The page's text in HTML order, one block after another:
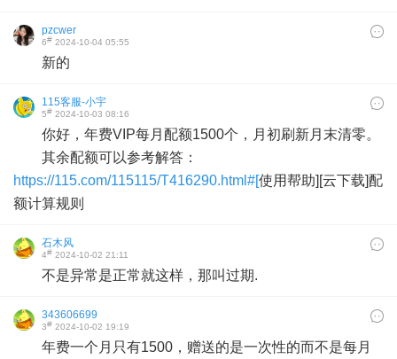
pzcwer
6# 2024-10-04 05:55
新的
115客服-小宇
5# 2024-10-03 08:16
你好，年费VIP每月配额1500个，月初刷新月末清零。
其余配额可以参考解答：
https://115.com/115115/T416290.html#[使用帮助][云下载]配
额计算规则
石木风
4# 2024-10-02 21:11
不是异常是正常就这样，那叫过期.
343606699
3# 2024-10-02 19:19
年费一个月只有1500，赠送的是一次性的而不是每月